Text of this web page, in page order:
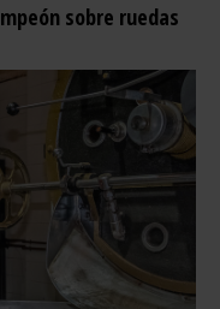
sobre ruedas